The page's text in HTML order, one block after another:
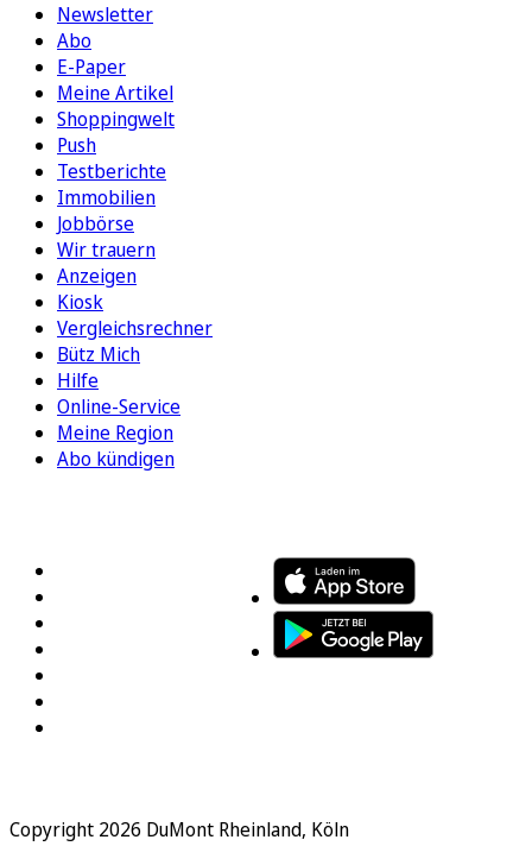
Newsletter
Abo
E-Paper
Meine Artikel
Shoppingwelt
Push
Testberichte
Immobilien
Jobbörse
Wir trauern
Anzeigen
Kiosk
Vergleichsrechner
Bütz Mich
Hilfe
Online-Service
Meine Region
Abo kündigen
Copyright 2026 DuMont Rheinland, Köln